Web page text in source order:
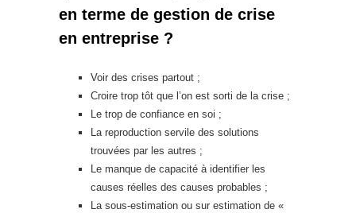
en terme de gestion de crise
en entreprise ?
Voir des crises partout ;
Croire trop tôt que l’on est sorti de la crise ;
Le trop de confiance en soi ;
La reproduction servile des solutions
trouvées par les autres ;
Le manque de capacité à identifier les
causes réelles des causes probables ;
La sous-estimation ou sur estimation de «